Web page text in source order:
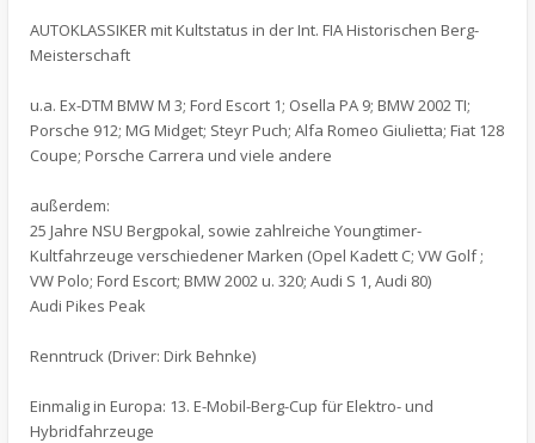
AUTOKLASSIKER mit Kultstatus in der Int. FIA Historischen Berg-
Meisterschaft
u.a. Ex-DTM BMW M 3; Ford Escort 1; Osella PA 9; BMW 2002 TI;
Porsche 912; MG Midget; Steyr Puch; Alfa Romeo Giulietta; Fiat 128
Coupe; Porsche Carrera und viele andere
außerdem:
25 Jahre NSU Bergpokal, sowie zahlreiche Youngtimer-
Kultfahrzeuge verschiedener Marken (Opel Kadett C; VW Golf ;
VW Polo; Ford Escort; BMW 2002 u. 320; Audi S 1, Audi 80)
Audi Pikes Peak
Renntruck (Driver: Dirk Behnke)
Einmalig in Europa: 13. E-Mobil-Berg-Cup für Elektro- und
Hybridfahrzeuge